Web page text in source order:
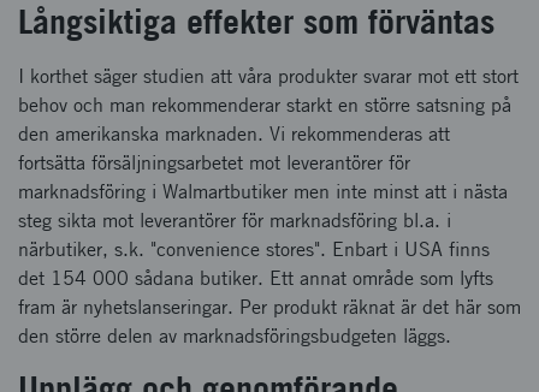
Långsiktiga effekter som förväntas
I korthet säger studien att våra produkter svarar mot ett stort
behov och man rekommenderar starkt en större satsning på
den amerikanska marknaden. Vi rekommenderas att
fortsätta försäljningsarbetet mot leverantörer för
marknadsföring i Walmartbutiker men inte minst att i nästa
steg sikta mot leverantörer för marknadsföring bl.a. i
närbutiker, s.k. "convenience stores". Enbart i USA finns
det 154 000 sådana butiker. Ett annat område som lyfts
fram är nyhetslanseringar. Per produkt räknat är det här som
den större delen av marknadsföringsbudgeten läggs.